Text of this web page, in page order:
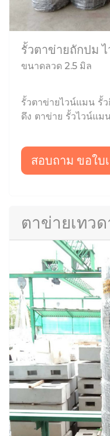
รั้วตาข่ายถักปม
ขนาดลวด 2.5 มิล
รั้วตาข่ายไวน์แมน รั้
ดึง ตาข่าย รั้วไวน์แ
สอบถาม ขอใบ
ตาข่ายเทว